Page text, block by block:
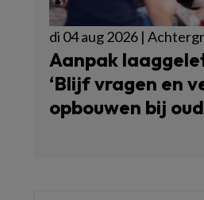
di 04 aug 2026 |
Aanpak
‘Blijf vragen en
opbouwen bij